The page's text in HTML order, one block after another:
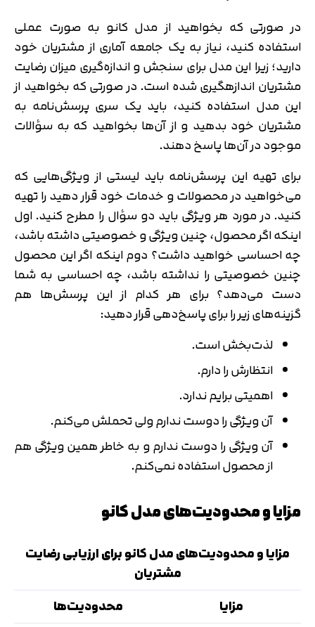
در صورتی که بخواهید از مدل کانو به صورت عملی
استفاده کنید، نیاز به یک جامعه آماری از مشتریان خود
دارید؛ زیرا این مدل برای سنجش و اندازه‌گیری میزان رضایت
مشتریان اندازه‎گیری شده است. در صورتی که بخواهید از
این مدل استفاده کنید، باید یک سری پرسش‌نامه به
مشتریان خود بدهید و از آن‌ها بخواهید که به سؤالات
موجود در آن‌ها پاسخ دهند.
برای تهیه این پرسش‌نامه باید لیستی از ویژگی‌هایی که
می‌خواهید در محصولات و خدمات خود قرار دهید را تهیه
کنید. در مورد هر ویژگی باید دو سؤال را مطرح کنید. اول
اینکه اگر محصول، چنین ویژگی و خصوصیتی داشته باشد،
چه احساسی خواهید داشت؟ دوم اینکه اگر این محصول
چنین خصوصیتی را نداشته باشد، چه احساسی به شما
دست می‌دهد؟ برای هر کدام از این پرسش‌ها هم
گزینه‌های زیر را برای پاسخ‌دهی قرار دهید:
لذت‌بخش است.
انتظارش را دارم.
اهمیتی برایم ندارد.
آن ویژگی را دوست ندارم ولی تحملش می‌کنم.
آن ویژگی را دوست ندارم و به خاطر همین ویژگی هم
از محصول استفاده نمی‌کنم.
مزایا و محدودیت‌های مدل کانو
مزایا و محدودیت‌های مدل کانو برای ارزیابی رضایت
مشتریان
مزایا
محدودیت‌ها